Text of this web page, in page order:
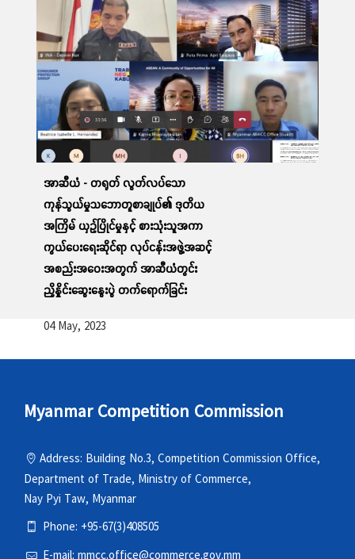
12 Apr, 2023
အာဆီယံ - တရုတ် လွတ်လပ်သော
ကုန်သွယ်မှုသဘောတူစာချုပ်၏ ဒုတိယ
အကြိမ် ယှဉ်ပြိုင်မှုနှင့် စားသုံးသူအကာ
ကွယ်ပေးရေးဆိုင်ရာ လုပ်ငန်းအဖွဲ့အဆင့်
အစည်းအဝေးအတွက် အာဆီယံတွင်း
ညှိနှိုင်းဆွေးနွေးပွဲ တက်ရောက်ခြင်း
04 May, 2023
Myanmar Competition Commission
Address: Building No.3, Competition Commission Office,
Department of Trade, Ministry of Commerce,
Nay Pyi Taw, Myanmar
Phone: +95-67(3)408505
E-mail: mmcc.office@commerce.gov.mm